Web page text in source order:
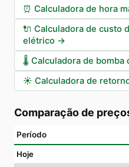
⏰ Calculadora de hora
🔌 Calculadora de custo
elétrico →
🌡️ Calculadora de bomba
☀️ Calculadora de
Comparação de
Período
Hoje